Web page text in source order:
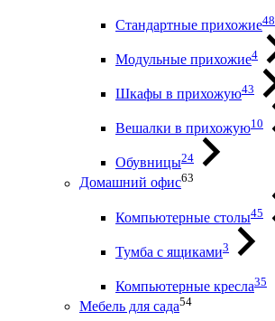
Стандартные прихожие48
Модульные прихожие4
Шкафы в прихожую43
Вешалки в прихожую10
Обувницы24
Домашний офис63
Компьютерные столы45
Тумба с ящиками3
Компьютерные кресла35
Мебель для сада54